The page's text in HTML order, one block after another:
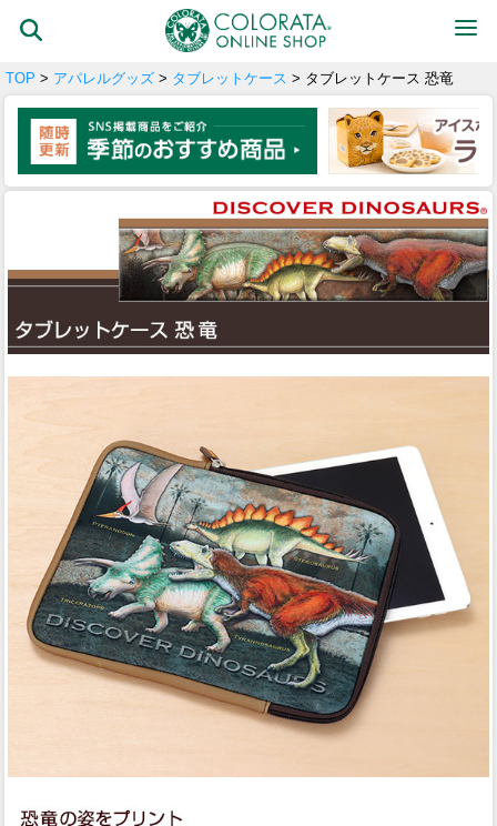
TOP > アパレルグッズ > タブレットケース > タブレットケース 恐竜